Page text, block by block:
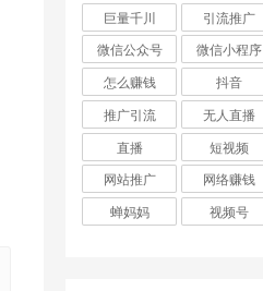
巨量千川
引流推广
微信公众号
微信小程序
怎么赚钱
抖音
推广引流
无人直播
直播
短视频
网站推广
网络赚钱
蝉妈妈
视频号